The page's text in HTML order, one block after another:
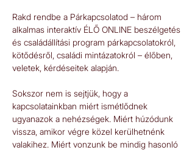
Rakd rendbe a Párkapcsolatod – három
alkalmas interaktív ÉLŐ ONLINE beszélgetés
és családállítási program párkapcsolatokról,
kötődésről, családi mintázatokról – élőben,
veletek, kérdéseitek alapján.
Sokszor nem is sejtjük, hogy a
kapcsolatainkban miért ismétlődnek
ugyanazok a nehézségek. Miért húzódunk
vissza, amikor végre közel kerülhetnénk
valakihez. Miért vonzunk be mindig hasonló